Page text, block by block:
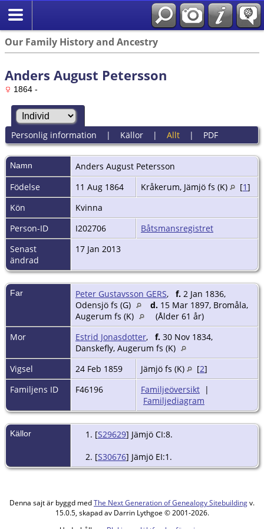
Our Family History and Ancestry
Anders August Petersson
1864 -
Personlig information | Källor| Allt| PDF
Namn Anders August Petersson
Födelse
11 Aug 1864 Kråkerum, Jämjö fs (K) [1]
Kön
Kvinna
Person-ID
I202706
Båtsmansregistret
Senast
ändrad
17 Jan 2013
Far Peter Gustavsson GERS, f. 2 Jan 1836,
Odensjö fs (G)
d. 15 Mar 1897, Bromåla,
Augerum fs (K)
(Ålder 61 år)
Mor
Estrid Jonasdotter, f. 30 Nov 1834,
Danskefly, Augerum fs (K)
Vigsel
24 Feb 1859 Jämjö fs (K) [2]
Familjens ID
F46196 Familjeöversikt |
Familjediagram
Källor [S29629] Jämjö CI:8.
[S30676] Jämjö EI:1.
Denna sajt är byggd medThe Next Generation of Genealogy Sitebuildingv.
15.0.5, skapad av Darrin Lythgoe © 2001-2026.